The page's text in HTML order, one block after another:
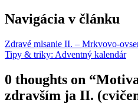
Navigácia v článku
Zdravé mlsanie II. – Mrkvovo-
Tipy & triky: Adventný kalendár
0 thoughts on “
zdravším ja II.